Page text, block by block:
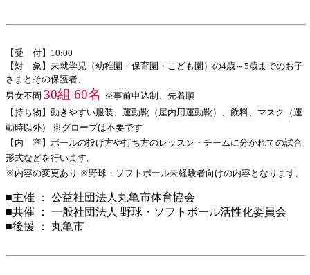
【受 付】10:00
【対 象】未就学児（幼稚園・保育園・こども園）の4歳～5歳までのお子
さまとその保護者、
男女不問 30組 60名
※事前申込制、先着順
【持ち物】動きやすい服装、運動靴（屋内用運動靴）、飲料、マスク（運
動時以外） ※グローブは不要です
【内 容】ボールの投げ方や打ち方のレッスン・チームに分かれての試合
形式などを行います。
※内容の変更あり ※野球・ソフトボール未経験者向けの内容となります。
■主催 ： 公益社団法人丸亀市体育協会
■共催 ： 一般社団法人 野球・ソフトボール活性化委員会
■後援 ： 丸亀市